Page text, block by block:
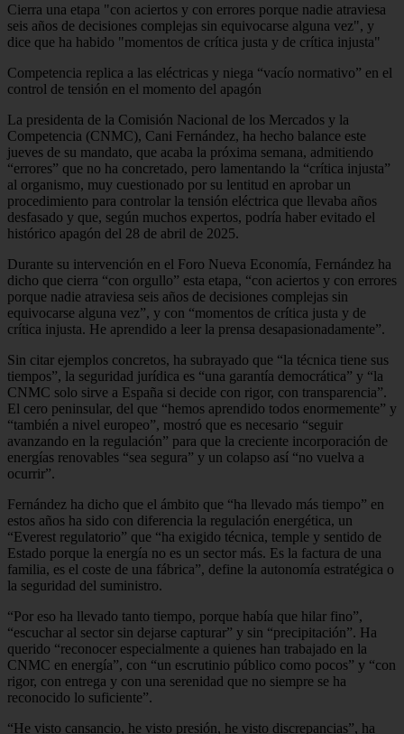
Cierra una etapa "con aciertos y con errores porque nadie atraviesa
seis años de decisiones complejas sin equivocarse alguna vez", y
dice que ha habido "momentos de crítica justa y de crítica injusta"
Competencia replica a las eléctricas y niega “vacío normativo” en el
control de tensión en el momento del apagón
La presidenta de la Comisión Nacional de los Mercados y la
Competencia (CNMC), Cani Fernández, ha hecho balance este
jueves de su mandato, que acaba la próxima semana, admitiendo
“errores” que no ha concretado, pero lamentando la “crítica injusta”
al organismo, muy cuestionado por su lentitud en aprobar un
procedimiento para controlar la tensión eléctrica que llevaba años
desfasado y que, según muchos expertos, podría haber evitado el
histórico apagón del 28 de abril de 2025.
Durante su intervención en el Foro Nueva Economía, Fernández ha
dicho que cierra “con orgullo” esta etapa, “con aciertos y con errores
porque nadie atraviesa seis años de decisiones complejas sin
equivocarse alguna vez”, y con “momentos de crítica justa y de
crítica injusta. He aprendido a leer la prensa desapasionadamente”.
Sin citar ejemplos concretos, ha subrayado que “la técnica tiene sus
tiempos”, la seguridad jurídica es “una garantía democrática” y “la
CNMC solo sirve a España si decide con rigor, con transparencia”.
El cero peninsular, del que “hemos aprendido todos enormemente” y
“también a nivel europeo”, mostró que es necesario “seguir
avanzando en la regulación” para que la creciente incorporación de
energías renovables “sea segura” y un colapso así “no vuelva a
ocurrir”.
Fernández ha dicho que el ámbito que “ha llevado más tiempo” en
estos años ha sido con diferencia la regulación energética, un
“Everest regulatorio” que “ha exigido técnica, temple y sentido de
Estado porque la energía no es un sector más. Es la factura de una
familia, es el coste de una fábrica”, define la autonomía estratégica o
la seguridad del suministro.
“Por eso ha llevado tanto tiempo, porque había que hilar fino”,
“escuchar al sector sin dejarse capturar” y sin “precipitación”. Ha
querido “reconocer especialmente a quienes han trabajado en la
CNMC en energía”, con “un escrutinio público como pocos” y “con
rigor, con entrega y con una serenidad que no siempre se ha
reconocido lo suficiente”.
“He visto cansancio, he visto presión, he visto discrepancias”, ha